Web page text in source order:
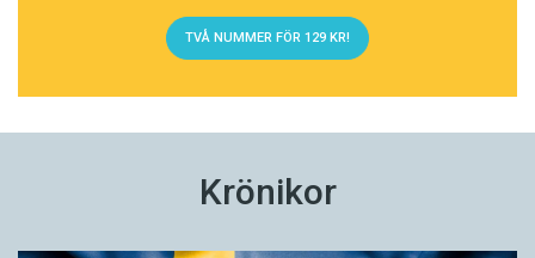
TVÅ NUMMER FÖR 129 KR!
Krönikor